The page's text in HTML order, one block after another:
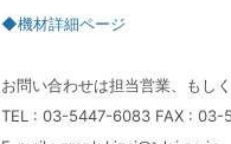
◆機材詳細ページ
お問い合わせは担当営業、もし
TEL : 03-5447-6083 FAX : 03-